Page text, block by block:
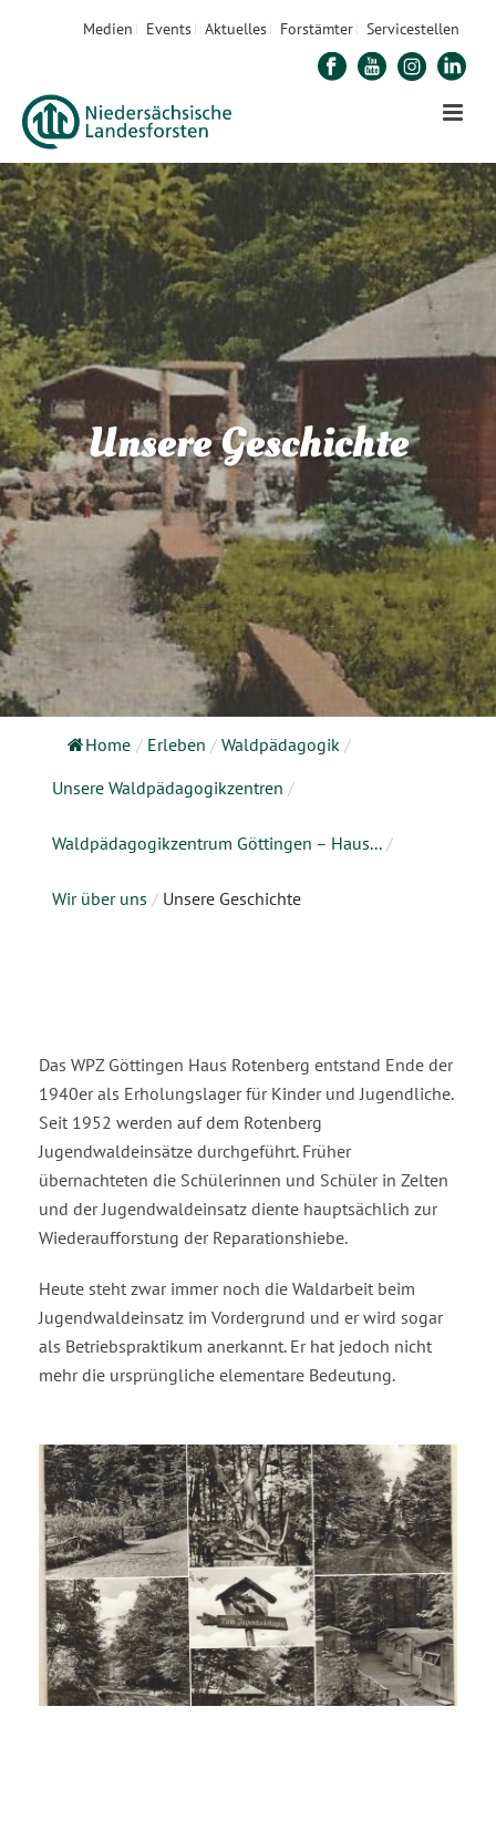
Medien Events Aktuelles Forstämter Servicestellen
Unsere Geschichte
Home / Erleben / Waldpädagogik /
Unsere Waldpädagogikzentren /
Waldpädagogikzentrum Göttingen – Haus... /
Wir über uns / Unsere Geschichte
Das WPZ Göttingen Haus Rotenberg entstand Ende der
1940er als Erholungslager für Kinder und Jugendliche.
Seit 1952 werden auf dem Rotenberg
Jugendwaldeinsätze durchgeführt. Früher
übernachteten die Schülerinnen und Schüler in Zelten
und der Jugendwaldeinsatz diente hauptsächlich zur
Wiederaufforstung der Reparationshiebe.
Heute steht zwar immer noch die Waldarbeit beim
Jugendwaldeinsatz im Vordergrund und er wird sogar
als Betriebspraktikum anerkannt. Er hat jedoch nicht
mehr die ursprüngliche elementare Bedeutung.